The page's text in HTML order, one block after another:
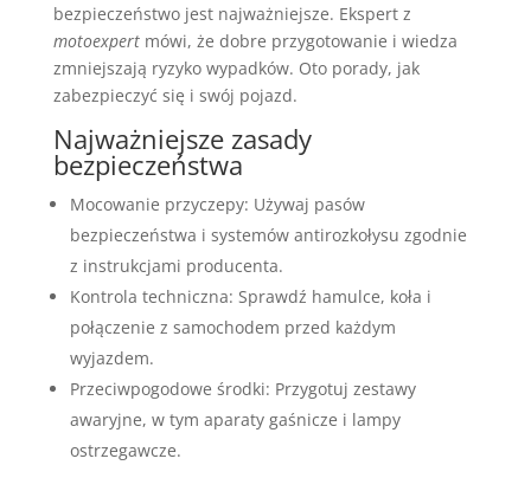
bezpieczeństwo jest najważniejsze. Ekspert z
motoexpertmówi, że dobre przygotowanie i wiedza
zmniejszają ryzyko wypadków. Oto porady, jak
zabezpieczyć się i swój pojazd.
Najważniejsze zasady
bezpieczeństwa
Mocowanie przyczepy: Używaj pasów
bezpieczeństwa i systemów antirozkołysu zgodnie
z instrukcjami producenta.
Kontrola techniczna: Sprawdź hamulce, koła i
połączenie z samochodem przed każdym
wyjazdem.
Przeciwpogodowe środki: Przygotuj zestawy
awaryjne, w tym aparaty gaśnicze i lampy
ostrzegawcze.